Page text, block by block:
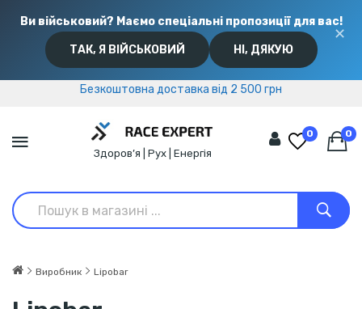
Ви військовий? Маємо спеціальні пропозиції для вас!
ТАК, Я ВІЙСЬКОВИЙ НІ, ДЯКУЮ
✕
Безкоштовна доставка від 2 500 грн
Безкоштовна доставка від 2 500 грн
Здоров’я | Рух | Енергія
0 0
Виробник Lipobar